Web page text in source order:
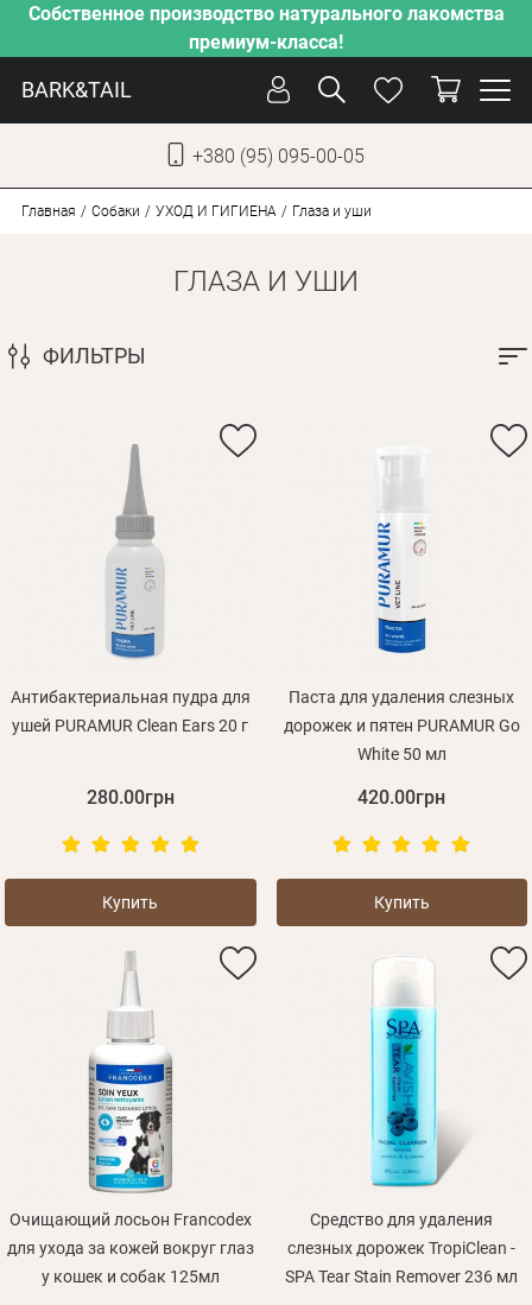
Собственное производство натурального лакомства
премиум-класса!
BARK&TAIL
+380 (95) 095-00-05
УХОД
НОВИНКИ
Оптовым клиентам
Контакты
+380 (95) 095-00-05
Главная Собаки УХОД И ГИГИЕНА Глаза и уши
ГЛАЗА И УШИ
ФИЛЬТРЫ
Антибактериальная пудра для
ушей PURAMUR Clean Ears 20 г
280.00грн
Купить
Паста для удаления слезных
дорожек и пятен PURAMUR Go
White 50 мл
420.00грн
Купить
Очищающий лосьон Francodex
для ухода за кожей вокруг глаз
у кошек и собак 125мл
Средство для удаления
слезных дорожек TropiClean -
SPA Tear Stain Remover 236 мл